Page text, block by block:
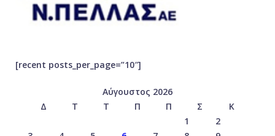
[recent posts_per_page=”10″]
Αύγουστος 2026
Δ
Τ Τ Π Π Σ
Κ
1
2